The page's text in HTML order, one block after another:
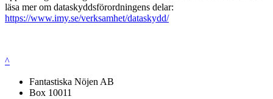
läsa mer om dataskyddsförordningens delar:
https://www.imy.se/verksamhet/dataskydd/
^
Fantastiska Nöjen AB
Box 10011